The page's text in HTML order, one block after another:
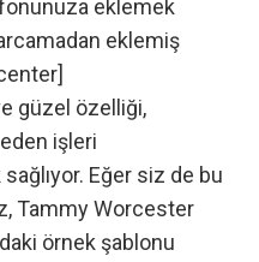
eklemek
eklemiş
güzel özelliği,
işleri
Eğer siz de bu
Tammy Worcester
örnek şablonu